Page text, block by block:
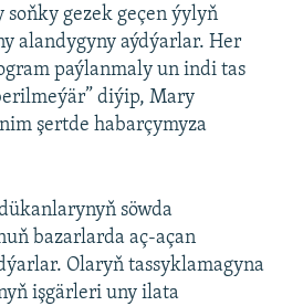
soňky gezek geçen ýylyň
alandygyny aýdýarlar. Her
paýlanmaly un indi tas
diýip, Mary
şertde habarçymyza
söwda
bazarlarda aç-açan
Olaryň tassyklamagyna
işgärleri uny ilata